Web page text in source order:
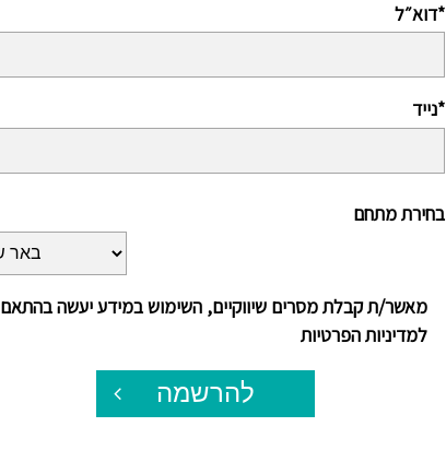
דוא״ל*
נייד*
בחירת מתחם
מאשר/ת קבלת מסרים שיווקיים, השימוש במידע יעשה בהתאם
למדיניות הפרטיות
להרשמה